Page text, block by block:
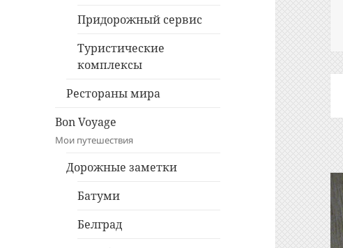
Придорожный сервис
Туристические
комплексы
Рестораны мира
Bon Voyage
Мои путешествия
Дорожные заметки
Батуми
Белград